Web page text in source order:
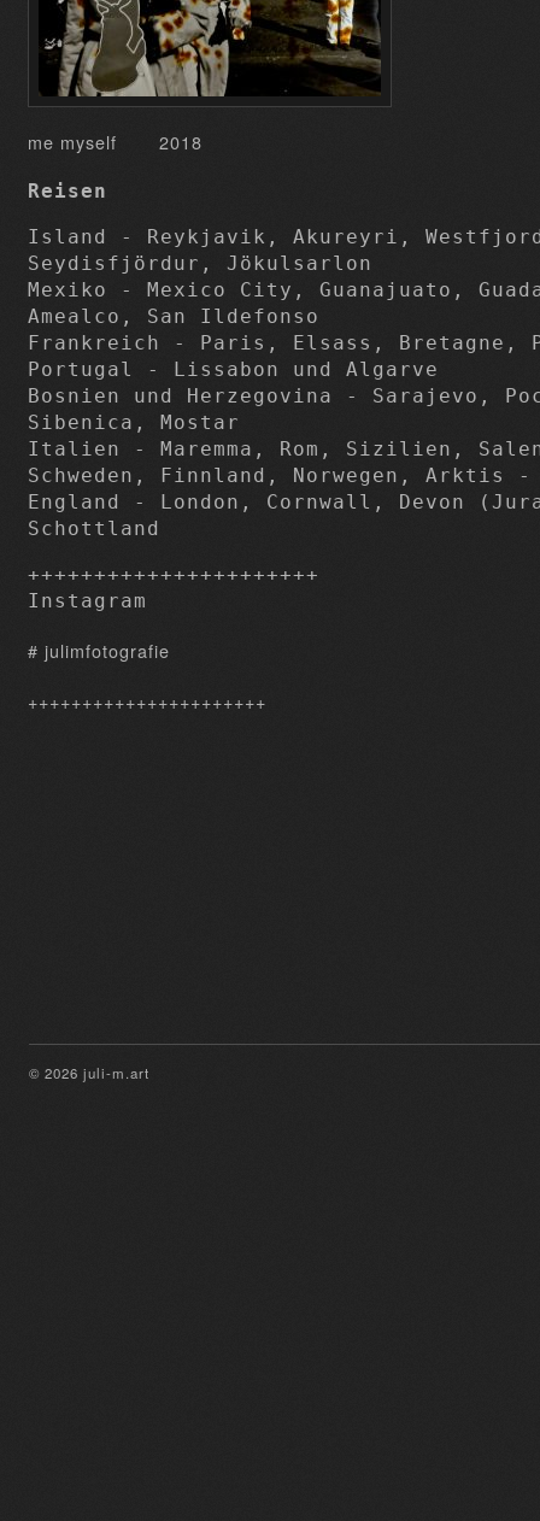
me myself 2018
Reisen
Island - Reykjavik, Akureyri,
Seydisfjördur, Jökulsarlon
Mexiko - Mexico City, Guanajuato,
Amealco, San Ildefonso
Frankreich - Paris, Elsass, Bretagne,
Portugal - Lissabon und Algarve
Bosnien und Herzegovina - Sarajevo,
Sibenica, Mostar
Italien - Maremma, Rom, Sizilien,
Schweden, Finnland, Norwegen, Arktis -
England - London, Cornwall, Devon
Schottland
++++++++++++++++++++++
Instagram
# julimfotografie
++++++++++++++++++++++
© 2026 juli-m.art